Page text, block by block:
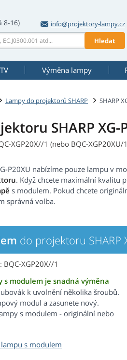
8-16)
info@projektory-lampy.cz
Hledat
Výměna lampy
Lampy do projektorů SHARP SHARP
SHARP XG-
XGP20X//1 (nebo BQC-XGP20XU/
P20XU nabízíme pouze lampu v
. Když chcete maximální kvalitu
s modulem. Pokud chcete
správná volba.
do projektoru SHARP
XGP20X//1
s modulem je snadná výměna
k uvolnění několika šroubů.
modul a zasunete nový.
s modulem - originální nebo
s modulem